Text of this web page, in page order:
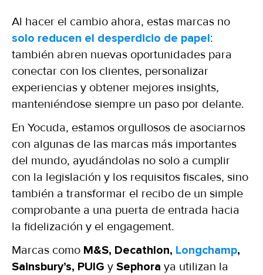
Al hacer el cambio ahora, estas marcas no
solo reducen el desperdicio de papel:
también abren nuevas oportunidades para
conectar con los clientes, personalizar
experiencias y obtener mejores insights,
manteniéndose siempre un paso por delante.
En Yocuda, estamos orgullosos de asociarnos
con algunas de las marcas más importantes
del mundo, ayudándolas no solo a cumplir
con la legislación y los requisitos fiscales, sino
también a transformar el recibo de un simple
comprobante a una puerta de entrada hacia
la fidelización y el engagement.
Marcas como M&S, Decathlon, Longchamp,
Sainsbury’s, PUIG y Sephora ya utilizan la